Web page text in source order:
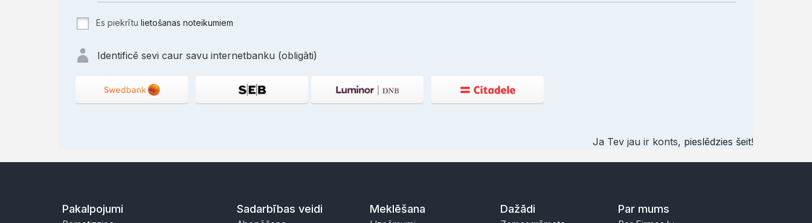
Es piekrītu lietošanas noteikumiem
Identificē sevi caur savu internetbanku (obligāti)
Ja Tev jau ir konts, pieslēdzies šeit!
Pakalpojumi Sadarbības veidi Meklēšana Dažādi Par mums